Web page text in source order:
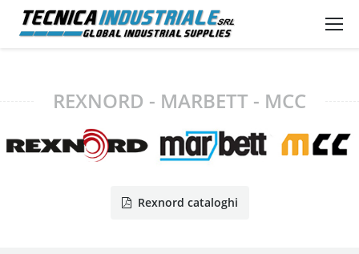
REXNORD - MARBETT - MCC
Rexnord cataloghi